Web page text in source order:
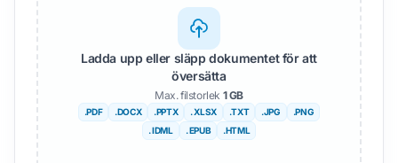
Ladda upp eller släpp dokumentet för att
översätta
Max. filstorlek 1 GB
.PDF .DOCX .PPTX . XLSX .TXT .JPG
.PNG
. IDML
. EPUB .HTML